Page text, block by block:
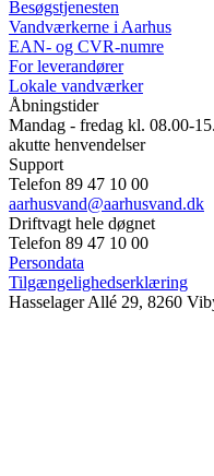
Besøgstjenesten
Vandværkerne i Aarhus
EAN- og CVR-numre
For leverandører
Lokale vandværker
Åbningstider
Mandag - fredag kl. 08.00-
akutte henvendelser
Support
Telefon 89 47 10 00
aarhusvand@aarhusvand.dk
Driftvagt hele døgnet
Telefon 89 47 10 00
Persondata
Tilgængelighedserklæring
Hasselager Allé 29, 8260